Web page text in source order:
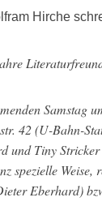
Hirche
Samstag
42 (U-Bahn-
und Tiny
spezielle
Eberhard)